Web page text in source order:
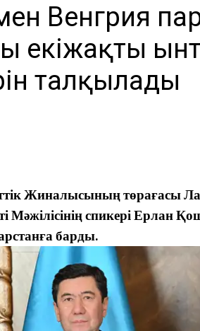
Венгрия
екіжақты
талқылады
Жиналысының төрағасы
Мәжілісінің спикері Ерлан
барды.